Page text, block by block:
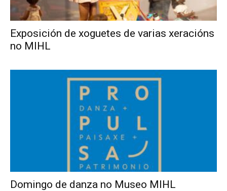
Exposición de xoguetes de varias xeracións
no MIHL
Domingo de danza no Museo MIHL